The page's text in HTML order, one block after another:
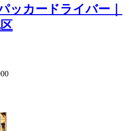
ッカードライバー｜